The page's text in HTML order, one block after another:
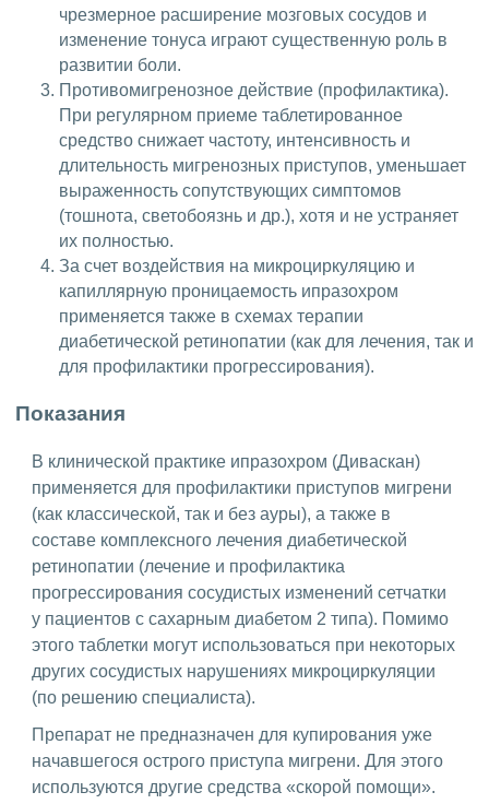
чрезмерное расширение мозговых сосудов и
изменение тонуса играют существенную роль в
развитии боли.
Противомигренозное действие (профилактика).
При регулярном приеме таблетированное
средство снижает частоту, интенсивность и
длительность мигренозных приступов, уменьшает
выраженность сопутствующих симптомов
(тошнота, светобоязнь и др.), хотя и не устраняет
их полностью.
За счет воздействия на микроциркуляцию и
капиллярную проницаемость ипразохром
применяется также в схемах терапии
диабетической ретинопатии (как для лечения, так и
для профилактики прогрессирования).
Показания
В клинической практике ипразохром (Диваскан)
применяется для профилактики приступов мигрени
(как классической, так и без ауры), а также в
составе комплексного лечения диабетической
ретинопатии (лечение и профилактика
прогрессирования сосудистых изменений сетчатки
у пациентов с сахарным диабетом 2 типа). Помимо
этого таблетки могут использоваться при некоторых
других сосудистых нарушениях микроциркуляции
(по решению специалиста).
Препарат не предназначен для купирования уже
начавшегося острого приступа мигрени. Для этого
используются другие средства «скорой помощи».